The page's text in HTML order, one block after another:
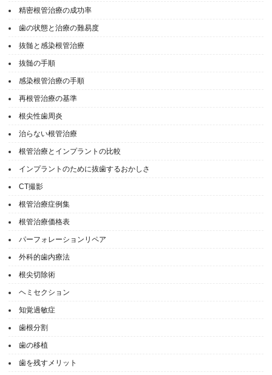
精密根管治療の成功率
歯の状態と治療の難易度
抜髄と感染根管治療
抜髄の手順
感染根管治療の手順
再根管治療の基準
根尖性歯周炎
治らない根管治療
根管治療とインプラントの比較
インプラントのために抜歯するおかしさ
CT撮影
根管治療症例集
根管治療価格表
パーフォレーションリペア
外科的歯内療法
根尖切除術
ヘミセクション
知覚過敏症
歯根分割
歯の移植
歯を残すメリット